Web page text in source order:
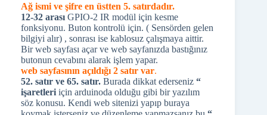
Ağ ismi ve şifre en üstten 5. satırdadır.
12-32 arası GPIO-2 IR modül için kesme
fonksiyonu. Buton kontrolü için. ( Sensörden gelen
bilgiyi alır) , sonrası ise kablosuz çalışmaya aittir.
Bir web sayfası açar ve web sayfanızda bastığınız
butonun cevabını alarak işlem yapar.
web sayfasının açıldığı 2 satır var.
52. satır ve 65. satır. Burada dikkat ederseniz “
işaretleri için arduinoda olduğu gibi bir yazılım
söz konusu. Kendi web sitenizi yapıp buraya